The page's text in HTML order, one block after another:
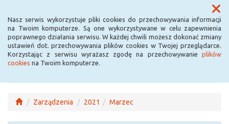
Nasz serwis wykorzystuje pliki cookies do przechowywania informacji
na Twoim komputerze. Są one wykorzystywane w celu zapewnienia
poprawnego działania serwisu. W każdej chwili możesz dokonać zmiany
ustawień dot. przechowywania plików cookies w Twojej przeglądarce.
Korzystając z serwisu wyrażasz zgodę na przechowywanie plików
cookies na Twoim komputerze.
Menu
Zarządzenia 2021 Marzec